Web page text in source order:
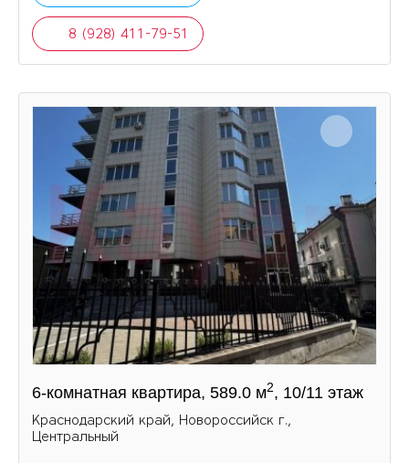
8 (928) 411-79-51
6-комнатная квартира, 589.0 м2, 10/11 этаж
Краснодарский край, Новороссийск г.,
Центральный